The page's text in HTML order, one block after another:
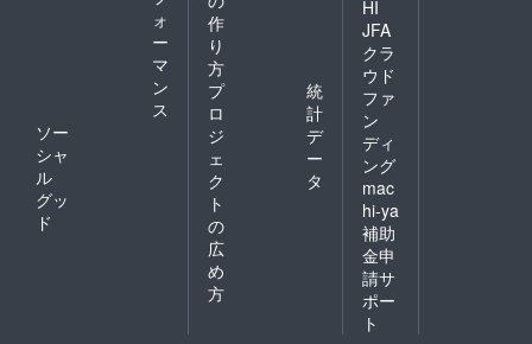
ォ
ー
マ
ン
ス
ソー
シャ
ル
グッ
ド
作
り
方
プ
ロ
ジ
ェ
ク
ト
の
広
め
方
統
計
デ
ー
タ
HI
JFA
クラ
ウド
ファ
ン
ディ
ング
mac
hi-ya
補助
金申
請サ
ポー
ト